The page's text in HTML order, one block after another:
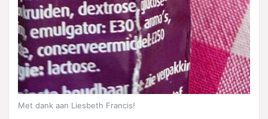
Met dank aan Liesbeth Francis!